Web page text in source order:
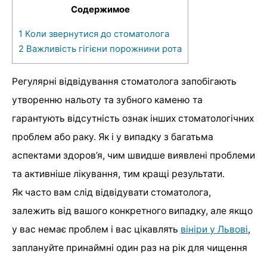
Содержимое
1 Коли звернутися до стоматолога
2 Важливість гігієни порожнини рота
Регулярні відвідування стоматолога запобігають
утворенню нальоту та зубного каменю та
гарантують відсутність ознак інших стоматологічних
проблем або раку. Як і у випадку з багатьма
аспектами здоров’я, чим швидше виявлені проблеми
та активніше лікування, тим кращі результати.
Як часто вам слід відвідувати стоматолога,
залежить від вашого конкретного випадку, але якщо
у вас немає проблем і вас цікавлять вініри у Львові,
заплануйте принаймні один раз на рік для чищення